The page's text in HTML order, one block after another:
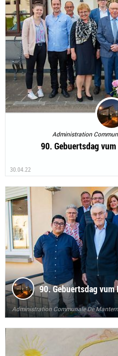
Administration
90. Gebuertsdag
30.04.22
90. Gebuertsdag vum
Administration Communale De